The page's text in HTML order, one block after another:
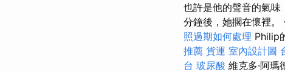
也許是他的聲音的氣味
分鐘後，她擱在懷裡。
照過期如何處理 Philip
推薦 貨運 室內設計圖
台 玻尿酸 維克多·阿瑪